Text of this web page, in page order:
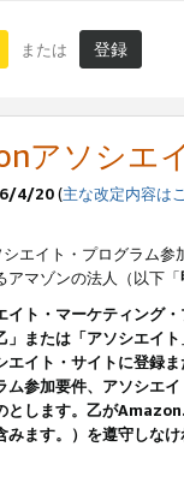
または 登録
アソシエ
4/20(主な改定内容は
エイト・プログラム
アマゾンの法人（以下「
イト・マーケティング
」または「アソシエイ
エイト・サイトに登録
ム参加要件、アソシエ
とします。乙が
みます。）を遵守しな